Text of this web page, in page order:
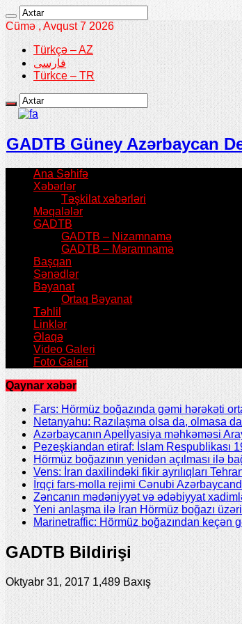
Cümə , Avqust 7 2026
Türkçə – AZ
فارسی
Türkce – TR
GADTB Güney Azərbaycan
Ana Səhifə
Xəbərlər
Təşkilat xəbərləri
Məqalələr
GADTB
GADTB – Nizamnamə
GADTB – Məramnamə
Başqan
Sənədlər
Bəyanat
Ortaq Bəyanat
Təhlil
Linklər
Əlaqə
Video Galeri
Foto Galeri
Qaynar xəbər
Fars: Hörmüz boğazında gəmi hərəkəti
Netanyahu: Razılaşma olsa da, olmasa
Azərbaycanın Apellyasiya məhkəməsi
Pezeşkiandan etiraf: İslam Respublikası
Hörmüz boğazının yenidən açılması ilə
Vens: İran daxilindəki fikir ayrılıqları
İrqçi fars-molla rejimi Cənubi
Zəncanın mədəniyyət və ədəbiyyat
Yeni anlaşma ilə İran Hörmüz boğazı
Marinetraffic: Hörmüz boğazından keçən
GADTB Bildirişi
Oktyabr 31, 2017 1,489 Baxış